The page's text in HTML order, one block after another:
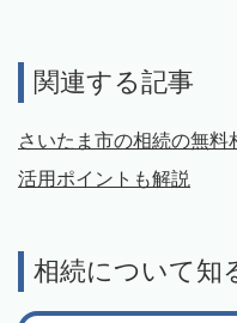
関連する記事
さいたま市の相続の無
活用ポイントも解説
相続について知